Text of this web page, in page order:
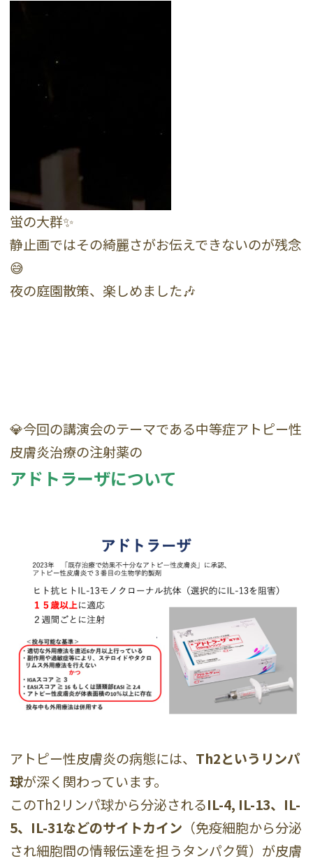
蛍の大群✨
静止画ではその綺麗さがお伝えできないのが残念
😅
夜の庭園散策、楽しめました🎶
💎今回の講演会のテーマである中等症アトピー性
皮膚炎治療の注射薬の
アドトラーザについて
アトピー性皮膚炎の病態には、 Th2というリンパ
球が深く関わっています。
このTh2リンパ球から分泌されるIL-4, IL-13、IL-
5、IL-31などのサイトカイン （免疫細胞から分泌
され細胞間の情報伝達を担うタンパク質）が皮膚